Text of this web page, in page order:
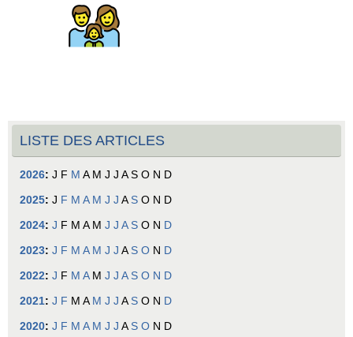
LISTE DES ARTICLES
2026: J F M A M J J A S O N D
2025: J F M A M J J A S O N D
2024: J F M A M J J A S O N D
2023: J F M A M J J A S O N D
2022: J F M A M J J A S O N D
2021: J F M A M J J A S O N D
2020: J F M A M J J A S O N D